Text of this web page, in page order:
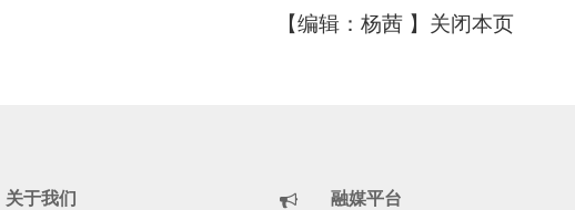
【编辑：杨茜 】 关闭本页
关于我们 融媒平台